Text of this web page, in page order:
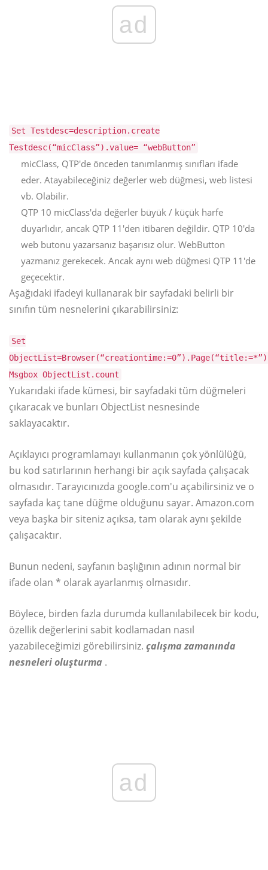
ad
Set Testdesc=description.create
Testdesc(“micClass”).value= “webButton”
micClass, QTP'de önceden tanımlanmış sınıfları ifade
eder. Atayabileceğiniz değerler web düğmesi, web listesi
vb. Olabilir.
QTP 10 micClass'da değerler büyük / küçük harfe
duyarlıdır, ancak QTP 11'den itibaren değildir. QTP 10'da
web butonu yazarsanız başarısız olur. WebButton
yazmanız gerekecek. Ancak aynı web düğmesi QTP 11'de
geçecektir.
Aşağıdaki ifadeyi kullanarak bir sayfadaki belirli bir
sınıfın tüm nesnelerini çıkarabilirsiniz:
Set
Msgbox ObjectList.count
Yukarıdaki ifade kümesi, bir sayfadaki tüm düğmeleri
çıkaracak ve bunları ObjectList nesnesinde
saklayacaktır.
Açıklayıcı programlamayı kullanmanın çok yönlülüğü,
bu kod satırlarının herhangi bir açık sayfada çalışacak
olmasıdır. Tarayıcınızda google.com'u açabilirsiniz ve o
sayfada kaç tane düğme olduğunu sayar. Amazon.com
veya başka bir siteniz açıksa, tam olarak aynı şekilde
çalışacaktır.
Bunun nedeni, sayfanın başlığının adının normal bir
ifade olan * olarak ayarlanmış olmasıdır.
Böylece, birden fazla durumda kullanılabilecek bir kodu,
özellik değerlerini sabit kodlamadan nasıl
yazabileceğimizi görebilirsiniz. çalışma zamanında
nesneleri oluşturma .
ad